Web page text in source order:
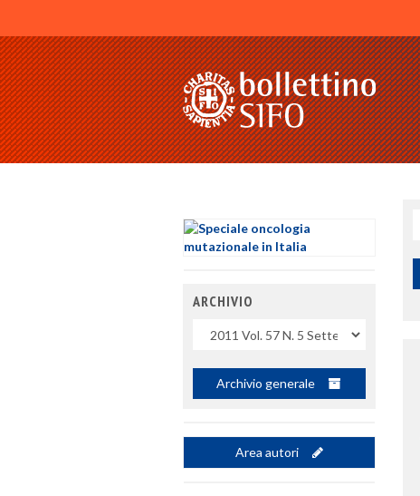
ARCHIVIO
Archivio generale
Area autori